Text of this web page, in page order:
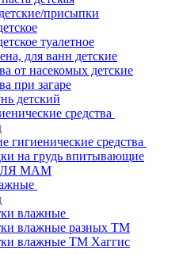
присыпки
туалетное
для ванн детские
от насекомых детские
при загаре
детский
средства
гигиенические средства
на грудь впитывающие
МАМ
влажные
влажные разных ТМ
влажные ТМ Хаггис